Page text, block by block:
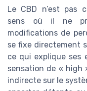
Le CBD n’est pas
sens où il ne
modifications de
se fixe directement
ce qui explique ses
sensation de « high
indirecte sur le